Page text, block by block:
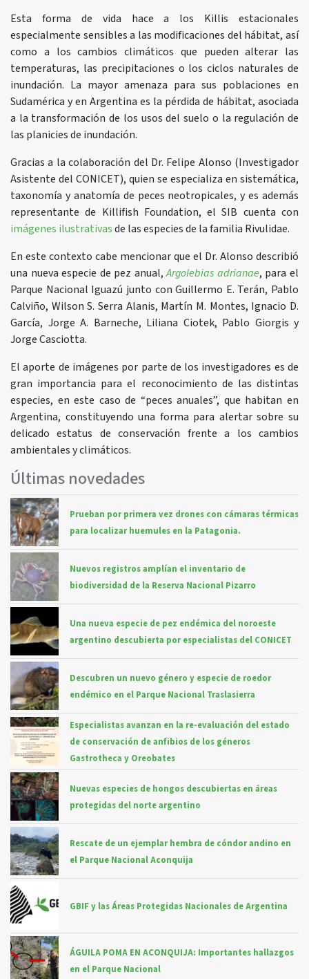
Esta forma de vida hace a los Killis estacionales
especialmente sensibles a las modificaciones del hábitat, así
como a los cambios climáticos que pueden alterar las
temperaturas, las precipitaciones o los ciclos naturales de
inundación. La mayor amenaza para sus poblaciones en
Sudamérica y en Argentina es la pérdida de hábitat, asociada
a la transformación de los usos del suelo o la regulación de
las planicies de inundación.
Gracias a la colaboración del Dr. Felipe Alonso (Investigador
Asistente del CONICET), quien se especializa en sistemática,
taxonomía y anatomía de peces neotropicales, y es además
representante de Killifish Foundation, el SIB cuenta con
imágenes ilustrativasde las especies de la familia Rivulidae.
En este contexto cabe mencionar que el Dr. Alonso describió
una nueva especie de pez anual,Argolebias adrianae, para el
Parque Nacional Iguazú junto con Guillermo E. Terán, Pablo
Calviño, Wilson S. Serra Alanis, Martín M. Montes, Ignacio D.
García, Jorge A. Barneche, Liliana Ciotek, Pablo Giorgis y
Jorge Casciotta.
El aporte de imágenes por parte de los investigadores es de
gran importancia para el reconocimiento de las distintas
especies, en este caso de “peces anuales”, que habitan en
Argentina, constituyendo una forma para alertar sobre su
delicado estatus de conservación frente a los cambios
ambientales y climáticos.
Últimas novedades
Prueban por primera vez drones con cámaras térmicas
para localizar huemules en la Patagonia.
Nuevos registros amplían el inventario de
biodiversidad de la Reserva Nacional Pizarro
Una nueva especie de pez endémica del noroeste
argentino descubierta por especialistas del CONICET
Descubren un nuevo género y especie de roedor
endémico en el Parque Nacional Traslasierra
Especialistas avanzan en la re-evaluación del estado
de conservación de anfibios de los géneros
Gastrotheca y Oreobates
Nuevas especies de hongos descubiertas en áreas
protegidas del norte argentino
Rescate de un ejemplar hembra de cóndor andino en
el Parque Nacional Aconquija
GBIF y las Áreas Protegidas Nacionales de Argentina
ÁGUILA POMA EN ACONQUIJA: Importantes hallazgos
en el Parque Nacional